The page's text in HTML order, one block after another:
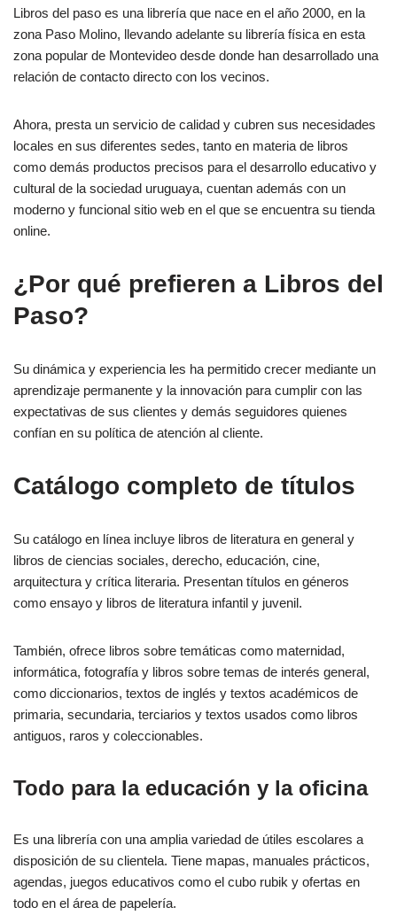
Libros del paso es una librería que nace en el año 2000, en la
zona Paso Molino, llevando adelante su librería física en esta
zona popular de Montevideo desde donde han desarrollado una
relación de contacto directo con los vecinos.
Ahora, presta un servicio de calidad y cubren sus necesidades
locales en sus diferentes sedes, tanto en materia de libros
como demás productos precisos para el desarrollo educativo y
cultural de la sociedad uruguaya, cuentan además con un
moderno y funcional sitio web en el que se encuentra su tienda
online.
¿Por qué prefieren a Libros del
Paso?
Su dinámica y experiencia les ha permitido crecer mediante un
aprendizaje permanente y la innovación para cumplir con las
expectativas de sus clientes y demás seguidores quienes
confían en su política de atención al cliente.
Catálogo completo de títulos
Su catálogo en línea incluye libros de literatura en general y
libros de ciencias sociales, derecho, educación, cine,
arquitectura y crítica literaria. Presentan títulos en géneros
como ensayo y libros de literatura infantil y juvenil.
También, ofrece libros sobre temáticas como maternidad,
informática, fotografía y libros sobre temas de interés general,
como diccionarios, textos de inglés y textos académicos de
primaria, secundaria, terciarios y textos usados como libros
antiguos, raros y coleccionables.
Todo para la educación y la oficina
Es una librería con una amplia variedad de útiles escolares a
disposición de su clientela. Tiene mapas, manuales prácticos,
agendas, juegos educativos como el cubo rubik y ofertas en
todo en el área de papelería.